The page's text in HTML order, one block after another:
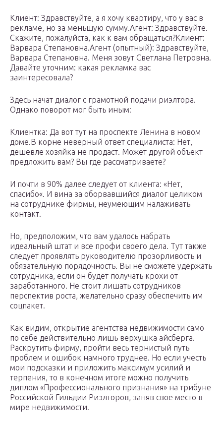
Клиент: Здравствуйте, а я хочу квартиру, что у вас в
рекламе, но за меньшую сумму.Агент: Здравствуйте.
Скажите, пожалуйста, как к вам обращаться?Клиент:
Варвара Степановна.Агент (опытный): Здравствуйте,
Варвара Степановна. Меня зовут Светлана Петровна.
Давайте уточним: какая рекламка вас
заинтересовала?
Здесь начат диалог с грамотной подачи риэлтора.
Однако поворот мог быть иным:
Клиентка: Да вот тут на проспекте Ленина в новом
доме.В корне неверный ответ специалиста: Нет,
дешевле хозяйка не продаст. Может другой объект
предложить вам? Вы где рассматриваете?
И почти в 90% далее следует от клиента: «Нет,
спасибо«. И вина за оборвавшийся диалог целиком
на сотруднике фирмы, неумеющим налаживать
контакт.
Но, предположим, что вам удалось набрать
идеальный штат и все профи своего дела. Тут также
следует проявлять руководителю прозорливость и
обязательную порядочность. Вы не сможете удержать
сотрудника, если он будет получать крохи от
заработанного. Не стоит лишать сотрудников
перспектив роста, желательно сразу обеспечить им
соцпакет.
Как видим, открытие агентства недвижимости само
по себе действительно лишь верхушка айсберга.
Раскрутить фирму, пройти весь тернистый путь
проблем и ошибок намного труднее. Но если учесть
мои подсказки и приложить максимум усилий и
терпения, то в конечном итоге можно получить
диплом «Профессионального признания» на трибуне
Российской Гильдии Риэлторов, заняв свое место в
мире недвижимости.